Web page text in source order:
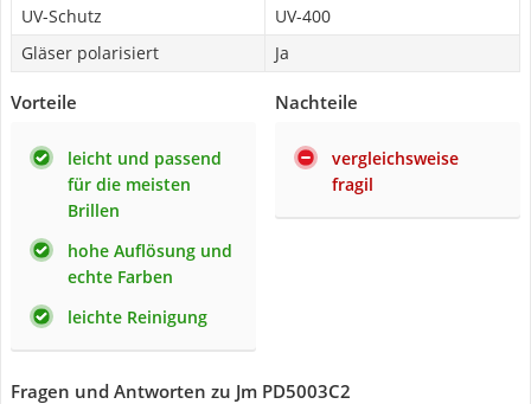
UV-Schutz
UV-400
Gläser polarisiert
Ja
Vorteile
leicht und passend
für die meisten
Brillen
hohe Auflösung und
echte Farben
leichte Reinigung
Nachteile
vergleichsweise
fragil
Fragen und Antworten zu Jm PD5003C2